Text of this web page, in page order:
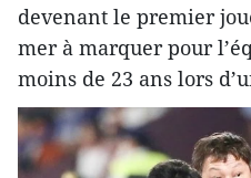
devenant le premier
mer à marquer pour
moins de 23 ans lors